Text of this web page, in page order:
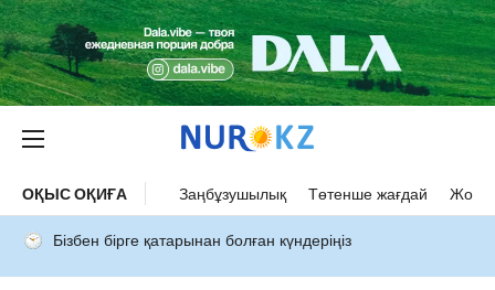
ОҚЫС ОҚИҒА Заңбұзушылық Төтенше жағдай Жол
Бізбен бірге қатарынан болған күндеріңіз